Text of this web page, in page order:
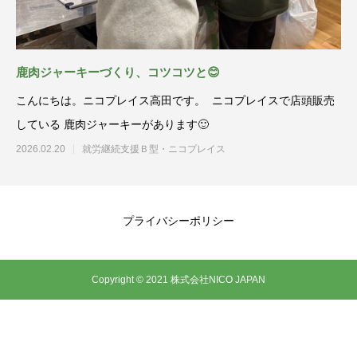
鹿肉ジャーキーづくり、コツコツと😊
こんにちは。ニコプレイス高田です。 ニコプレイスで店頭販売
している 鹿肉ジャーキーがあります🙂
2026.02.20 就労継続支援Ｂ型・ニコプレイス
プライバシーポリシー
Copyright © 2021 株式会社NICO JAPAN